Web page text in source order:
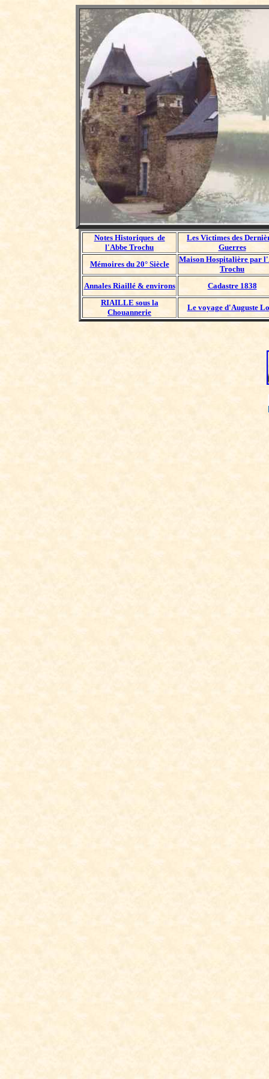
Notes Historiques de
l'Abbe Trochu
Les Victimes des
Guerres
Mémoires du 20° Siècle
Maison Hospitalière par
Trochu
Annales Riaillé & environs
Cadastre 1838
RIAILLE sous la
Chouannerie
Le voyage d'Auguste